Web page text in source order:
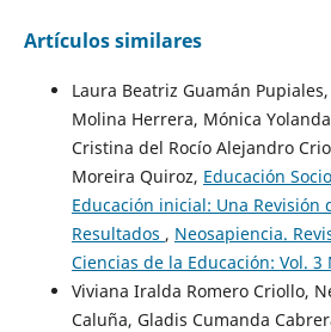
Artículos similares
Laura Beatriz Guamán
Molina Herrera, Mónica
Cristina del Rocío Alejandro
Moreira Quiroz, Educación
Educación inicial: Una Revisión
Resultados , Neosapiencia.
Ciencias de la Educación: Vol. 3
Viviana Iralda Romero Criollo,
Caluña, Gladis Cumanda